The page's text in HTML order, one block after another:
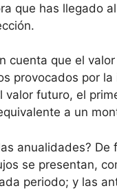
que has llegado
cuenta que el
provocados por
valor futuro, el
a un
anualidades?
se presentan,
periodo; y las